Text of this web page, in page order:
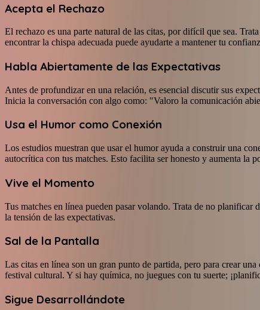
Acepta el Rechazo
El rechazo es una parte natural de las citas, por difícil que sea.
encontrar la chispa adecuada puede ayudarte a mantener tu
Habla Abiertamente de las Expectativas
Antes de profundizar en una relación, es esencial discutir sus
Inicia la conversación con algo como: "Valoro la comunicación
Usa el Humor como Conexión
Los estudios muestran que usar el humor ayuda a construir una
autocrítica con tus matches. Esto facilita ser honesto y aumenta la
Vive el Momento
Tus matches en línea pueden pasar volando. Trata de no
la tensión de las expectativas.
Sal de la Pantalla
Las citas en línea son un gran punto de partida, pero para crear
festival cultural. Y si hay química, no juegues con tu suerte;
Sigue Desarrollándote